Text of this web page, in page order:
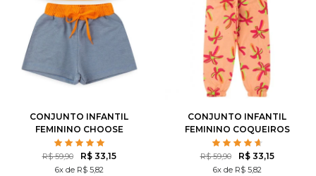
10
CONJUNTO INFANTIL
FEMININO CHOOSE
HAPPY
R$ 59,90 R$ 33,15
6x de R$ 5,82
3 4 6
10 12
CONJUNTO INFANTIL
FEMININO COQUEIROS
VIBRANTES
R$ 59,90 R$ 33,15
6x de R$ 5,82